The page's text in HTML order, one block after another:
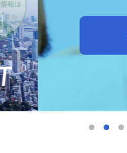
詳しく